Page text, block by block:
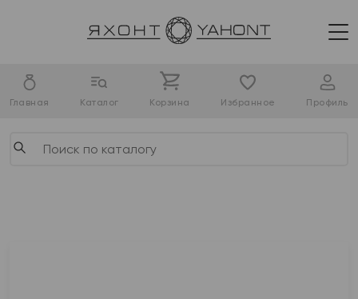
Главная Каталог Корзина Избранное Профиль